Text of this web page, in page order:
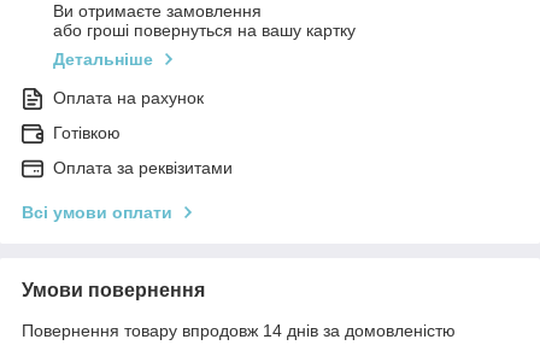
Ви отримаєте замовлення
або гроші повернуться на вашу картку
Детальніше
Оплата на рахунок
Готівкою
Оплата за реквізитами
Всі умови оплати
Умови повернення
Повернення товару впродовж 14 днів за домовленістю